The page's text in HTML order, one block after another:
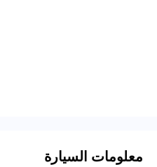
معلومات السيارة